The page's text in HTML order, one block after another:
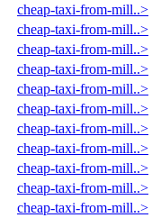
cheap-taxi-from-mill..>
cheap-taxi-from-mill..>
cheap-taxi-from-mill..>
cheap-taxi-from-mill..>
cheap-taxi-from-mill..>
cheap-taxi-from-mill..>
cheap-taxi-from-mill..>
cheap-taxi-from-mill..>
cheap-taxi-from-mill..>
cheap-taxi-from-mill..>
cheap-taxi-from-mill..>